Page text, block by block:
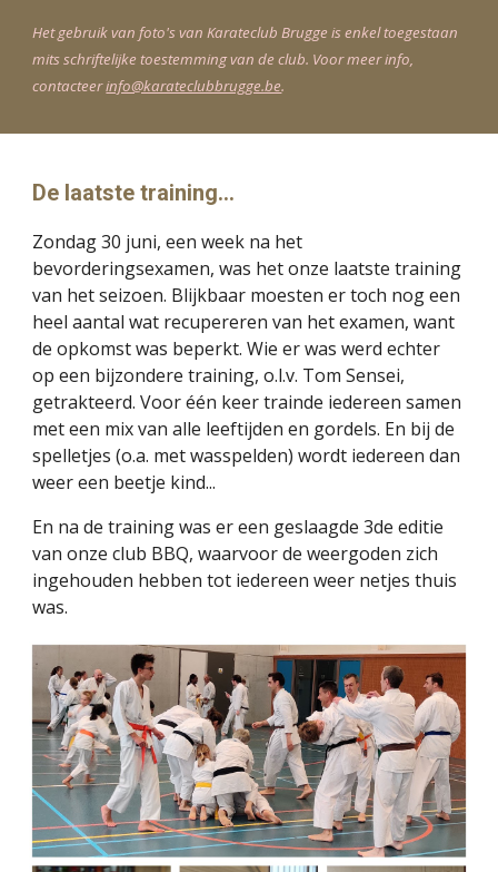
Het gebruik van foto's van Karateclub Brugge is enkel toegestaan
mits schriftelijke toestemming van de club. Voor meer info,
contacteerinfo@karateclubbrugge.be.
De laatste training...
Zondag 30 juni, een week na het
bevorderingsexamen, was het onze laatste training
van het seizoen. Blijkbaar moesten er toch nog een
heel aantal wat recupereren van het examen, want
de opkomst was beperkt. Wie er was werd echter
op een bijzondere training, o.l.v. Tom Sensei,
getrakteerd. Voor één keer trainde iedereen samen
met een mix van alle leeftijden en gordels. En bij de
spelletjes (o.a. met wasspelden) wordt iedereen dan
weer een beetje kind...
En na de training was er een geslaagde 3de editie
van onze club BBQ, waarvoor de weergoden zich
ingehouden hebben tot iedereen weer netjes thuis
was.